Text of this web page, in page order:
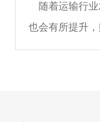
化的环境、生
随着运输行
也会有所提升
的长远发展，